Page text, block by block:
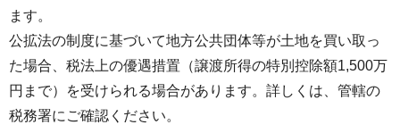
ます。
公拡法の制度に基づいて地方公共団体等が土地を買い取っ
た場合、税法上の優遇措置（譲渡所得の特別控除額1,500万
円まで）を受けられる場合があります。詳しくは、管轄の
税務署にご確認ください。